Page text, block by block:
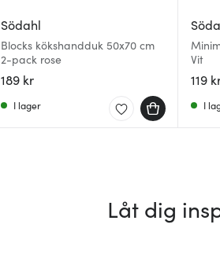
Södahl
Blocks kökshandduk 50x70 cm
2-pack rose
189 kr
I lager
Vit
119
I
Låt dig